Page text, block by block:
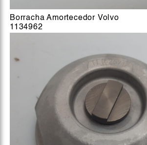
Borracha Amortecedor Volvo
1134962